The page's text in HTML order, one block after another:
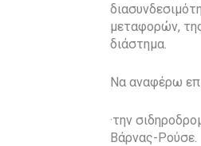
μεταφορών,
διάστημα.
Να αναφέρω
·την
Βάρνας-Ρούσε.